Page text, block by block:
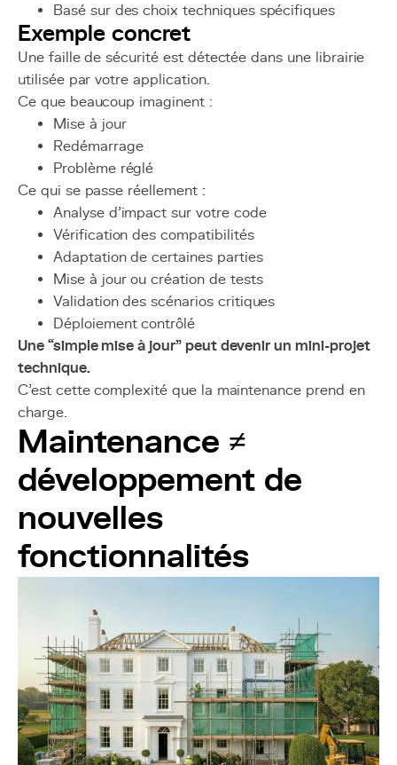
Basé sur des choix techniques spécifiques
Exemple concret
Une faille de sécurité est détectée dans une librairie
utilisée par votre application.
Ce que beaucoup imaginent :
Mise à jour
Redémarrage
Problème réglé
Ce qui se passe réellement :
Analyse d’impact sur votre code
Vérification des compatibilités
Adaptation de certaines parties
Mise à jour ou création de tests
Validation des scénarios critiques
Déploiement contrôlé
Une “simple mise à jour” peut devenir un mini-projet
technique.
C’est cette complexité que la maintenance prend en
charge.
Maintenance ≠
développement de
nouvelles
fonctionnalités